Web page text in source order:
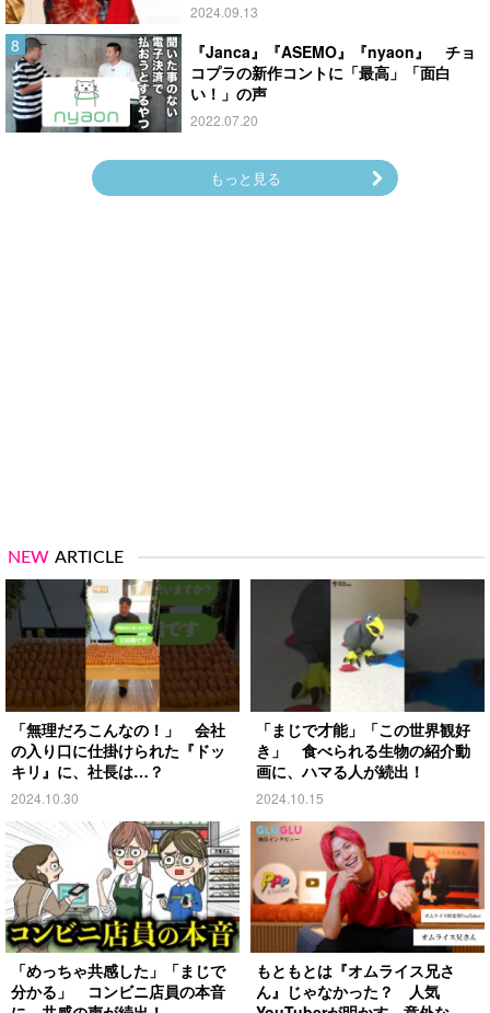
2024.09.13
『Janca』『ASEMO』『nyaon』 チョ
コプラの新作コントに「最高」「面白
い！」の声
2022.07.20
もっと見る
NEW ARTICLE
「無理だろこんなの！」 会社
の入り口に仕掛けられた『ドッ
キリ』に、社長は…？
2024.10.30
「まじで才能」「この世界観好
き」 食べられる生物の紹介動
画に、ハマる人が続出！
2024.10.15
「めっちゃ共感した」「まじで
分かる」 コンビニ店員の本音
もともとは『オムライス兄さ
ん』じゃなかった？ 人気